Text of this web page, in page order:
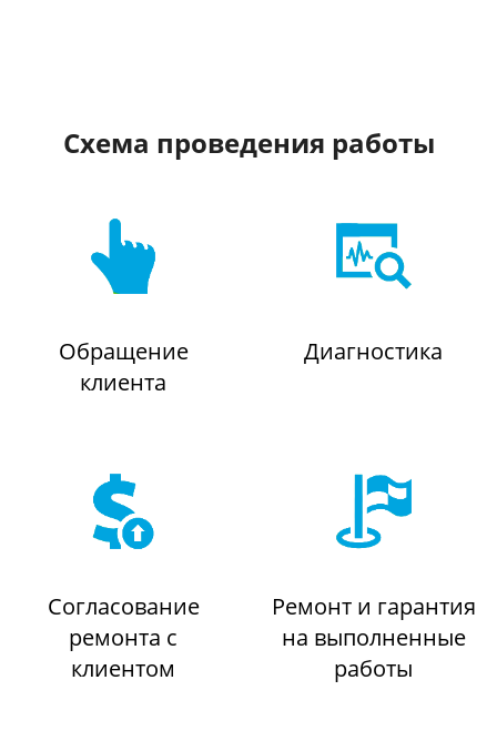
Схема проведения работы
Обращение
клиента
Диагностика
Согласование
ремонта с
клиентом
Ремонт и гарантия
на выполненные
работы